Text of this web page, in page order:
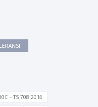
– TS 708:2016